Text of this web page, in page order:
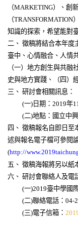
（MARKETING）、創
（TRANSFORMATION
知識的探索，希望能對
二、 徵稿將結合本年度
臺中、心情融合、人情
（一）地方創生與共
史與地方實踐、（四）
三、 研討會相關訊息：
(一)日期： 2019年
(二)地點：國立中
四、 徵稿報名自即日至
述與報名電子檔可參閱
(http://
五、 徵稿海報將另以紙
六、 研討會聯絡人及電
(一)2019臺中學國
(二)聯絡電話： 04-
(三)電子信箱：